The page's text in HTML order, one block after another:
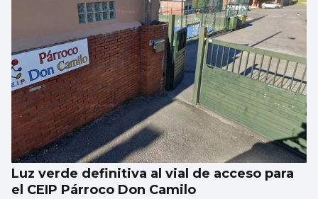
Luz verde definitiva al vial de acceso para
el CEIP Párroco Don Camilo